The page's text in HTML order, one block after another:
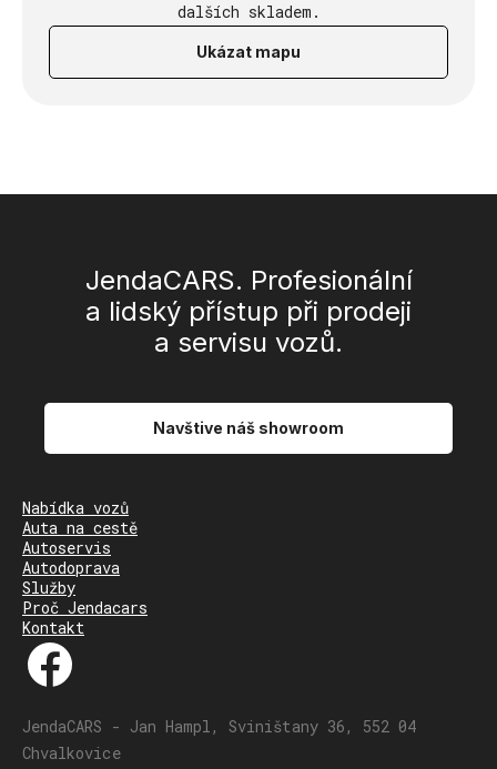
dalších skladem.
Ukázat mapu
JendaCARS. Profesionální
a lidský přístup při prodeji
a servisu vozů.
Navštive náš showroom
Nabídka vozů
Auta na cestě
Autoservis
Autodoprava
Služby
Proč Jendacars
Kontakt
JendaCARS - Jan Hampl, Sviništany 36, 552 04
Chvalkovice